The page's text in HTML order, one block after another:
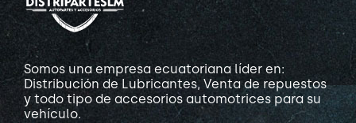
Somos una empresa ecuatoriana líder en:
Distribución de Lubricantes, Venta de repuestos
y todo tipo de accesorios automotrices para su
vehículo.